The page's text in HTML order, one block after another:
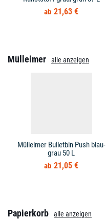
21,63 €
Mülleimer alle anzeigen
Mülleimer Bulletbin Push blau-
grau 50 L
21,05 €
Papierkorb alle anzeigen